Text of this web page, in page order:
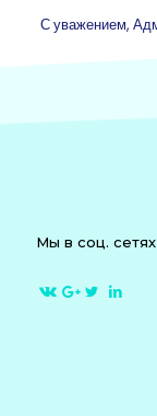
С уважением,
Мы в соц. сетях